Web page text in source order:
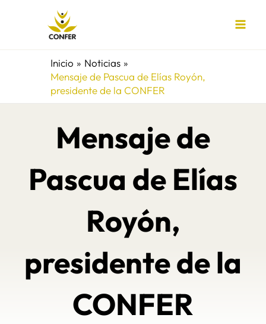
Inicio
Noticias
Mensaje de Pascua de Elías Royón,
presidente de la CONFER
Mensaje de
Pascua de Elías
Royón,
presidente de la
CONFER